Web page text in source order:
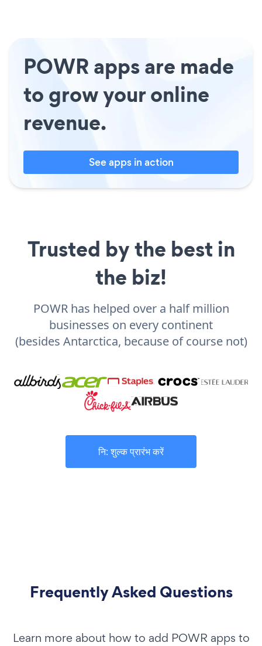
POWR apps are made
to grow your online
revenue.
See apps in action
Trusted by the best in
the biz!
POWR has helped over a half million
businesses on every continent
(besides Antarctica, because of course not)
नि: शुल्क प्रारंभ करें
Frequently Asked Questions
Learn more about how to add POWR apps to